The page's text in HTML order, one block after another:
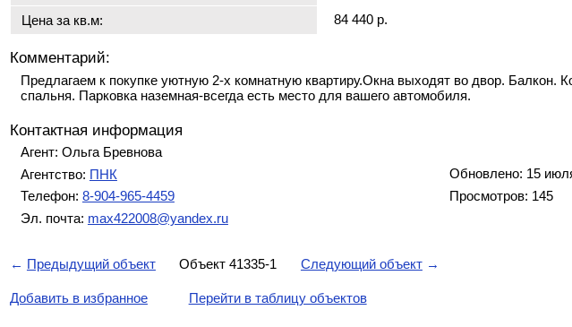
Цена за кв.м:
84 440 р.
Комментарий:
Предлагаем к покупке уютную 2-х комнатную квартиру.Окна выходят во двор. Балкон.
спальня. Парковка наземная-всегда есть место для вашего автомобиля.
Контактная информация
Агент: Ольга Бревнова
Агентство: ПНК
Телефон: 8-904-965-4459
Эл. почта: max422008@yandex.ru
Обновлено: 15
Просмотров: 145
← Предыдущий объект Объект 41335-1 Следующий объект→
Добавить в избранное Перейти в таблицу объектов